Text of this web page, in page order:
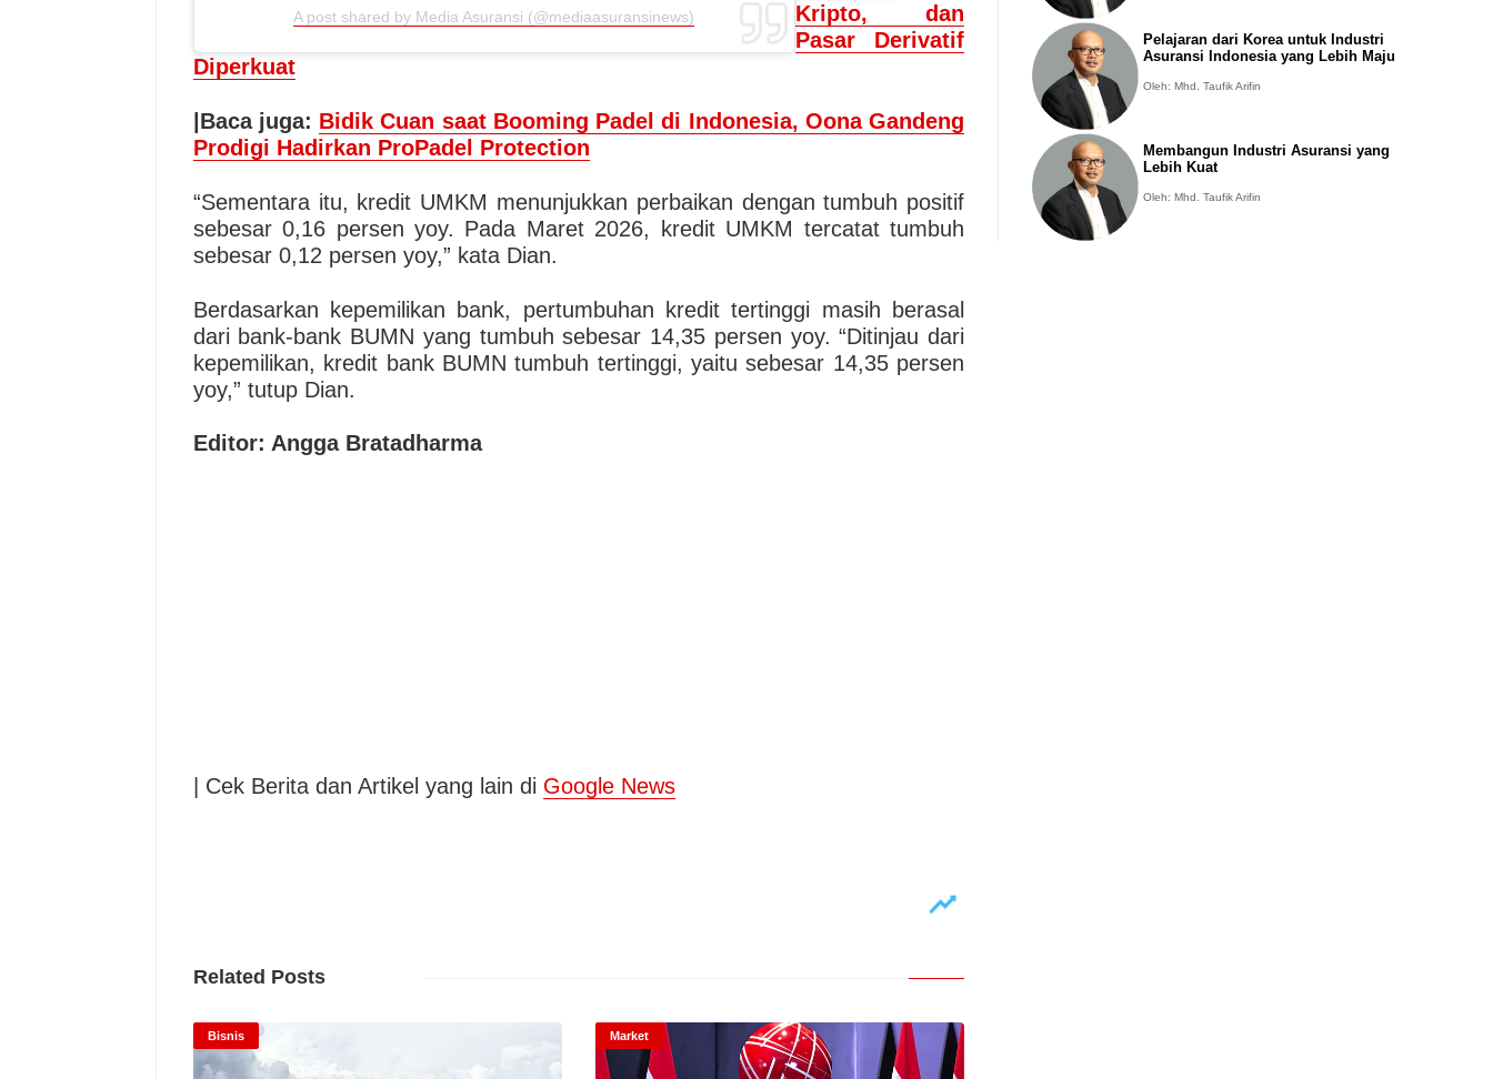
A post shared by Media Asuransi (@mediaasuransinews)
Kripto, dan
Pasar Derivatif
Diperkuat
|Baca juga: Bidik Cuan saat Booming Padel di Indonesia, Oona Gandeng
Prodigi Hadirkan ProPadel Protection
“Sementara itu, kredit UMKM menunjukkan perbaikan dengan tumbuh positif
sebesar 0,16 persen yoy. Pada Maret 2026, kredit UMKM tercatat tumbuh
sebesar 0,12 persen yoy,” kata Dian.
Berdasarkan kepemilikan bank, pertumbuhan kredit tertinggi masih berasal
dari bank-bank BUMN yang tumbuh sebesar 14,35 persen yoy. “Ditinjau dari
kepemilikan, kredit bank BUMN tumbuh tertinggi, yaitu sebesar 14,35 persen
yoy,” tutup Dian.
Editor: Angga Bratadharma
| Cek Berita dan Artikel yang lain di Google News
Related Posts
Bisnis Market
Pelajaran dari Korea untuk Industri
Asuransi Indonesia yang Lebih Maju
Oleh: Mhd. Taufik Arifin
Membangun Industri Asuransi yang
Lebih Kuat
Oleh: Mhd. Taufik Arifin